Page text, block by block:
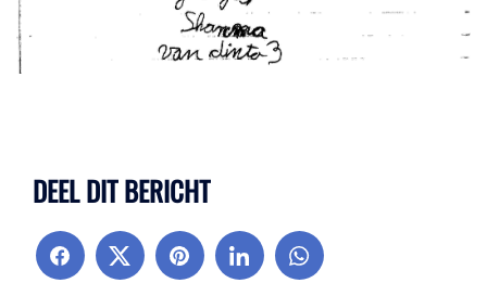
DEEL DIT BERICHT